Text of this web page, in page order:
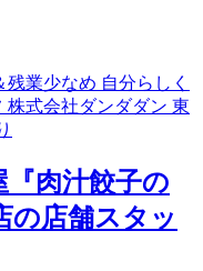
『肉汁餃子の
の店舗スタッ